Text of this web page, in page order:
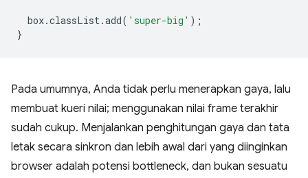
box.classList.add( 'super-big' );
}
Pada umumnya, Anda tidak perlu menerapkan gaya, lalu
membuat kueri nilai; menggunakan nilai frame terakhir
sudah cukup. Menjalankan penghitungan gaya dan tata
letak secara sinkron dan lebih awal dari yang diinginkan
browser adalah potensi bottleneck, dan bukan sesuatu